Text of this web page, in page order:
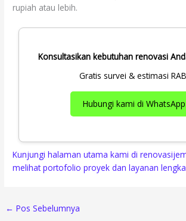
rupiah atau lebih.
Konsultasikan kebutuhan renovasi
Gratis survei & estimasi
Hubungi kami di WhatsApp
Kunjungi halaman utama kami di
melihat portofolio proyek dan layanan
← Pos Sebelumnya